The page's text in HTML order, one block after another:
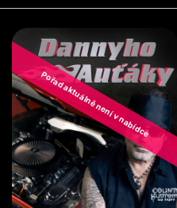
Pořad aktuálně není v nabídce